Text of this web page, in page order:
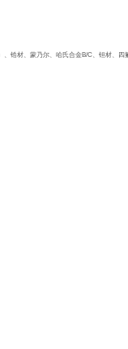
、锆材、蒙乃尔、哈氏合金B/C、钽材、四